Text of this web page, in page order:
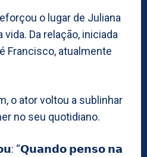
o lugar de Juliana
vida. Da relação, iniciada
Francisco, atualmente
o ator voltou a sublinhar
no seu quotidiano.
“𝗤𝘂𝗮𝗻𝗱𝗼 𝗽𝗲𝗻𝘀𝗼 𝗻𝗮